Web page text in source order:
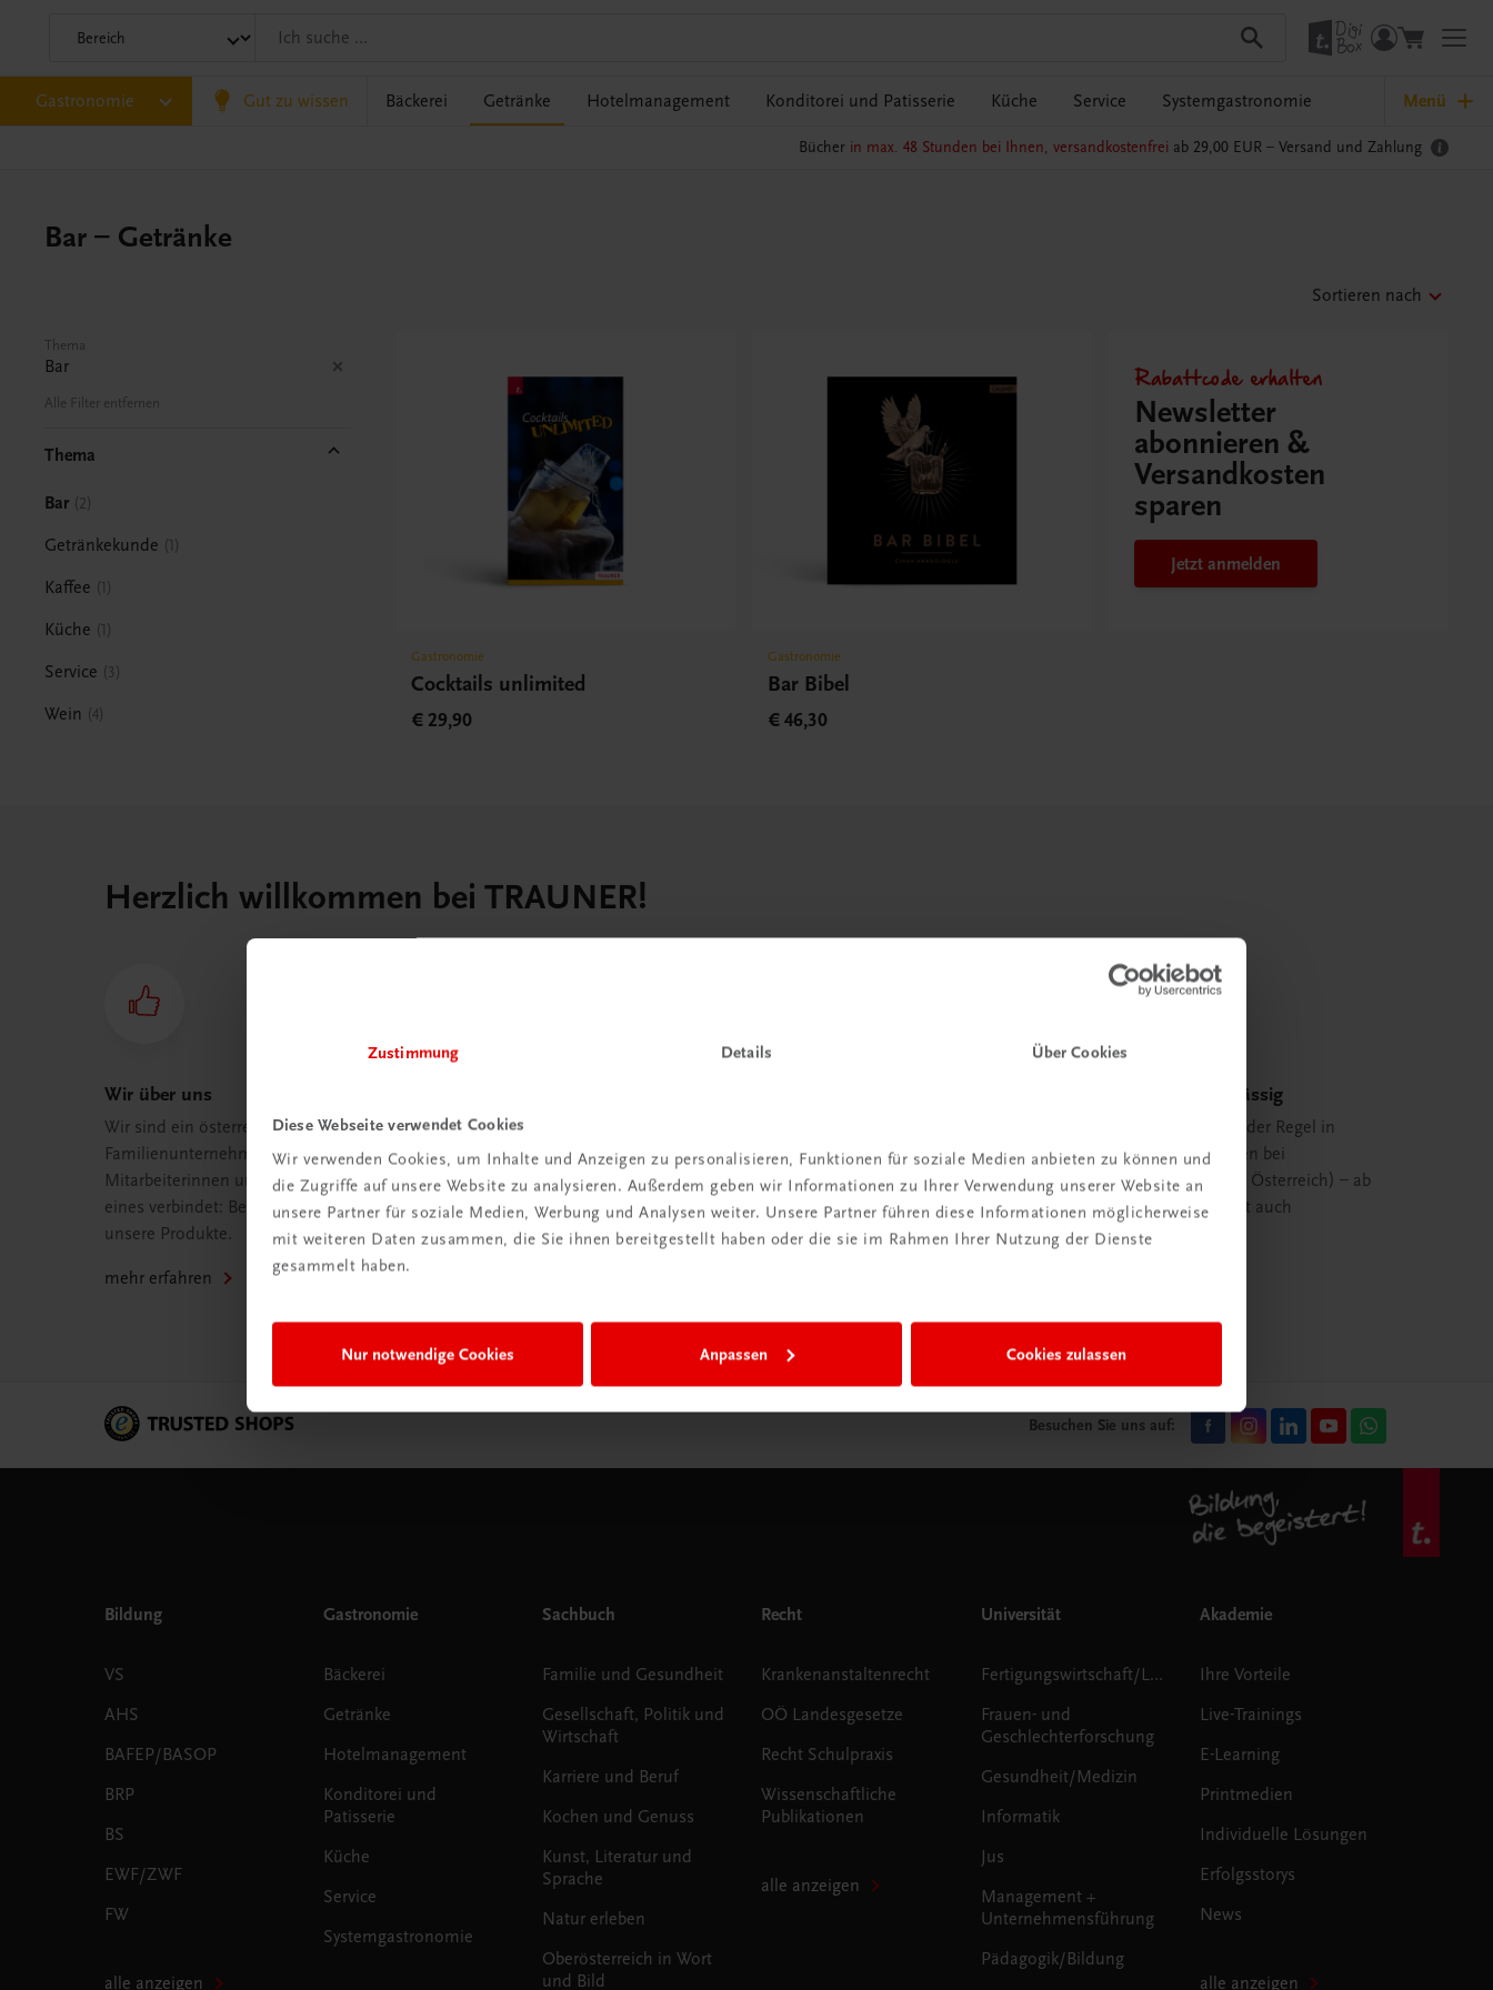
Zustimmung Details Über Cookies
Diese Webseite verwendet Cookies
Wir verwenden Cookies, um Inhalte und Anzeigen zu personalisieren, Funktionen für soziale Medien anbieten zu können und
die Zugriffe auf unsere Website zu analysieren. Außerdem geben wir Informationen zu Ihrer Verwendung unserer Website an
unsere Partner für soziale Medien, Werbung und Analysen weiter. Unsere Partner führen diese Informationen möglicherweise
mit weiteren Daten zusammen, die Sie ihnen bereitgestellt haben oder die sie im Rahmen Ihrer Nutzung der Dienste
gesammelt haben.
Nur notwendige Cookies Anpassen Cookies zulassen
Gastronomie Gut zu wissen Bäckerei Getränke Hotelmanagement Konditorei und Patisserie Küche Service Systemgastronomie Menü
Bücher in max. 48 Stunden bei Ihnen, versandkostenfrei ab 29,00 EUR – Versand und Zahlung
Bar – Getränke
Sortieren nach
Thema
Bar
Alle Filter entfernen
Thema
Bar 2
Getränkekunde 1
Kaffee 1
Küche 1
Service 3
Wein 4
Gastronomie
Cocktails unlimited
€ 29,90
Gastronomie
Bar Bibel
€ 46,30
Rabattcode erhalten
Newsletter
abonnieren &
Versandkosten
sparen
Jetzt anmelden
Herzlich willkommen bei TRAUNER!
Wir über uns
Wir sind ein österreichisches
Familienunternehmen mit 75
Mitarbeiterinnen und Mitarbeitern, die
eines verbindet: Begeisterung für
unsere Produkte.
mehr erfahren
Köglstraße 14 | 4020 Linz
Österreich/Austria
Tel.:+43 732 778241
Mail:buchservice@trauner.at
Schnell und zuverlässig
Ihre Bestellung ist in der Regel in
spätestens 48 Stunden bei
Ihnen (innerhalb von Österreich) – ab
29,00 EUR Bestellwert auch
versandkostenfrei.
Besuchen Sie uns auf:
Bildung
VS
AHS
BAFEP/BASOP
BRP
BS
EWF/ZWF
FW
alle anzeigen
Gastronomie
Bäckerei
Getränke
Hotelmanagement
Konditorei und
Patisserie
Küche
Service
Systemgastronomie
Sachbuch
Familie und Gesundheit
Gesellschaft, Politik und
Wirtschaft
Karriere und Beruf
Kochen und Genuss
Kunst, Literatur und
Sprache
Natur erleben
Oberösterreich in Wort
und Bild
Recht
Krankenanstaltenrecht
OÖ Landesgesetze
Recht Schulpraxis
Wissenschaftliche
Publikationen
alle anzeigen
Universität
Fertigungswirtschaft/Logistik
Frauen- und
Geschlechterforschung
Gesundheit/Medizin
Informatik
Jus
Management +
Unternehmensführung
Pädagogik/Bildung
Akademie
Ihre Vorteile
Live-Trainings
E-Learning
Printmedien
Individuelle Lösungen
Erfolgsstorys
News
alle anzeigen